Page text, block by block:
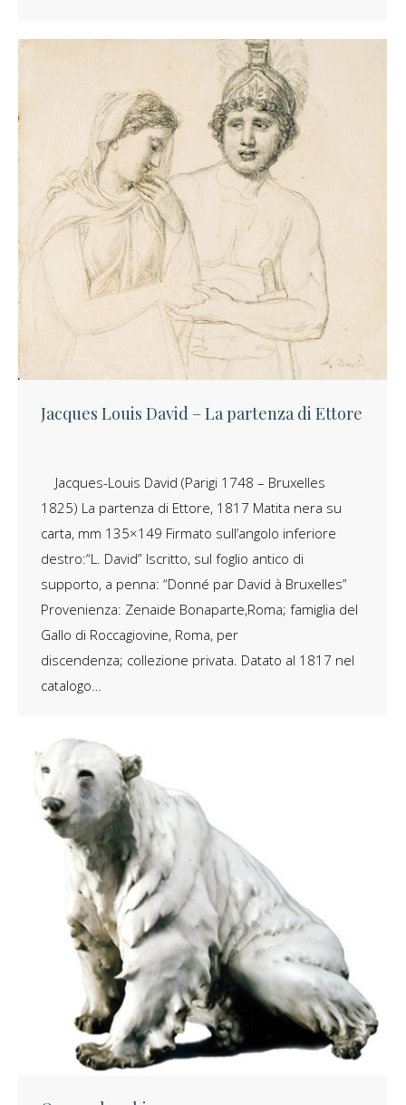
Jacques Louis David – La partenza di Ettore
Jacques-Louis David (Parigi 1748 – Bruxelles
1825) La partenza di Ettore, 1817 Matita nera su
carta, mm 135×149 Firmato sull’angolo inferiore
destro:“L. David” Iscritto, sul foglio antico di
supporto, a penna: “Donné par David à Bruxelles”
Provenienza: Zenaide Bonaparte,Roma; famiglia del
Gallo di Roccagiovine, Roma, per
discendenza; collezione privata. Datato al 1817 nel
catalogo…